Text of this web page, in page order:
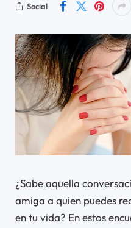
Social
¿Sabe aquella
amiga a quien puedes
en tu vida? En estos